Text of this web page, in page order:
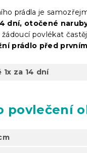
prádla je
dní, otočené
povlékat
prádlo před
za 14 dní
povlečení